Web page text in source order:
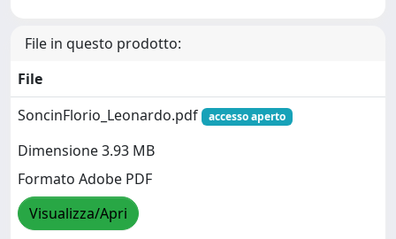
File in questo prodotto:
File
SoncinFlorio_Leonardo.pdf
accesso aperto
Dimensione 3.93 MB
Formato Adobe PDF
Visualizza/Apri